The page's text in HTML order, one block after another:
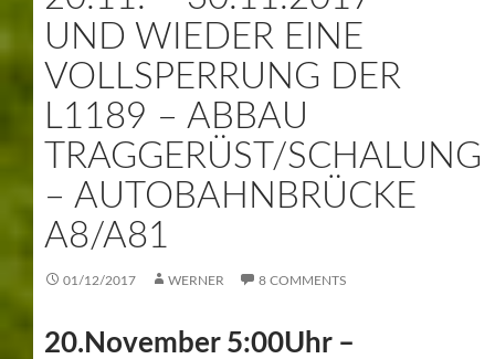
UND WIEDER EINE
VOLLSPERRUNG DER
L1189 – ABBAU
TRAGGERÜST/SCHALUNG
– AUTOBAHNBRÜCKE
A8/A81
01/12/2017 WERNER 8 COMMENTS
20.November 5:00Uhr –